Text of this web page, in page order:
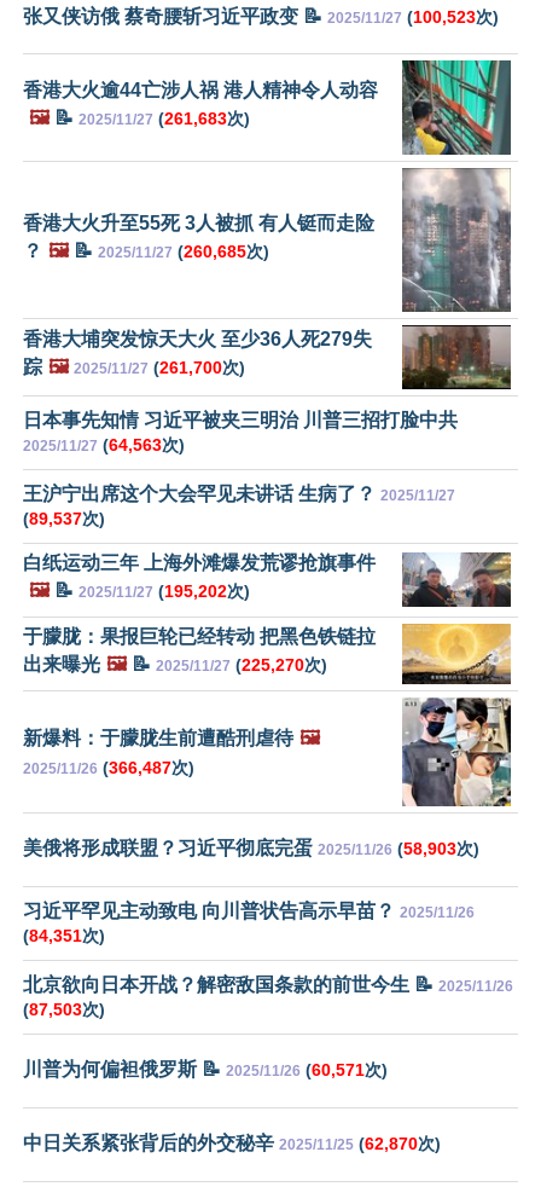
张又侠访俄 蔡奇腰斩习近平政变 📝 2025/11/27 (100,523次)
香港大火逾44亡涉人祸 港人精神令人动容
🖼️📝 2025/11/27 (261,683次)
香港大火升至55死 3人被抓 有人铤而走险
？ 🖼️📝 2025/11/27 (260,685次)
香港大埔突发惊天大火 至少36人死279失
踪 🖼️ 2025/11/27 (261,700次)
日本事先知情 习近平被夹三明治 川普三招打脸中共
2025/11/27 (64,563次)
王沪宁出席这个大会罕见未讲话 生病了？ 2025/11/27
(89,537次)
白纸运动三年 上海外滩爆发荒谬抢旗事件
🖼️📝 2025/11/27 (195,202次)
于朦胧：果报巨轮已经转动 把黑色铁链拉
出来曝光 🖼️📝 2025/11/27 (225,270次)
新爆料：于朦胧生前遭酷刑虐待 🖼️
2025/11/26 (366,487次)
美俄将形成联盟？习近平彻底完蛋 2025/11/26 (58,903次)
习近平罕见主动致电 向川普状告高示早苗？ 2025/11/26
(84,351次)
北京欲向日本开战？解密敌国条款的前世今生 📝 2025/11/26
(87,503次)
川普为何偏袒俄罗斯 📝 2025/11/26 (60,571次)
中日关系紧张背后的外交秘辛 2025/11/25 (62,870次)